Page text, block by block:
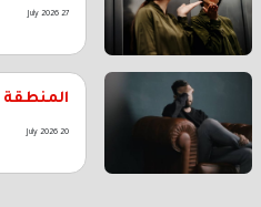
27 July 2026
المنطقة
20 July 2026